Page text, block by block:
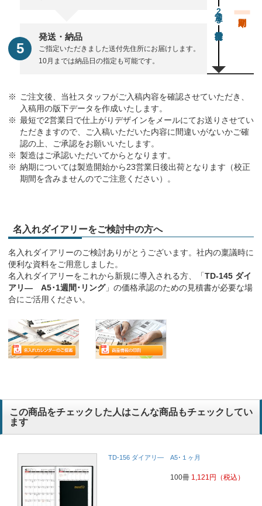
発送・納品
ご指定いただきました送付先住所にお届けします。
10月までは納品日の指定も可能です。
通常23営業日後出荷
ご注文後、当社スタッフがご入稿内容を確認させていただき、
入稿用の版下データを作成いたします。
最短で2営業日で仕上がりデザインをメールにてお送りさせてい
ただきますので、ご入稿いただいた内容に間違いがないかご確
認の上、ご承認をお願いいたします。
製造はご承認いただいてからとなります。
納期については製造開始から23営業日後出荷となります（校正
期間を含みませんのでご注意ください）。
名入れダイアリーをご検討中の方へ
名入れダイアリーのご検討ありがとうございます。社内の稟議時に
便利な資料をご用意しました。
名入れダイアリーをこれから新規に導入される方、「TD-145 ダイ
アリ― A5･1週間･リング」の価格承認のための見積書が必要な場
合にご活用ください。
この商品をチェックした人はこんな商品もチェックしてい
ます
TD-156 ダイアリ― A5･１ヶ月
100冊 1,121 円 （税込）